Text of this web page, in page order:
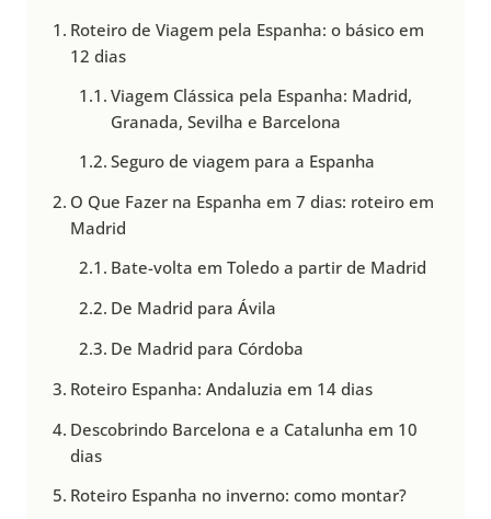
Roteiro de Viagem pela Espanha: o básico em
12 dias
Viagem Clássica pela Espanha: Madrid,
Granada, Sevilha e Barcelona
Seguro de viagem para a Espanha
O Que Fazer na Espanha em 7 dias: roteiro em
Madrid
Bate-volta em Toledo a partir de Madrid
De Madrid para Ávila
De Madrid para Córdoba
Roteiro Espanha: Andaluzia em 14 dias
Descobrindo Barcelona e a Catalunha em 10
dias
Roteiro Espanha no inverno: como montar?